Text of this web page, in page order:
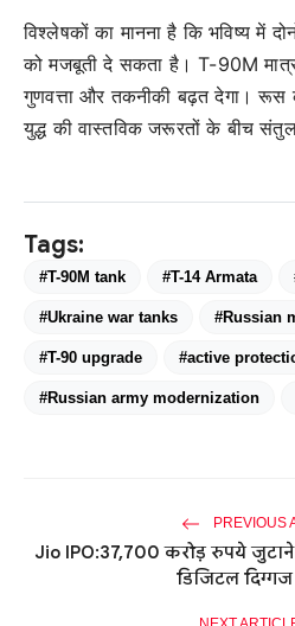
विश्लेषकों का मानना है कि भविष्य में
को मजबूती दे सकता है। T-90M
गुणवत्ता और तकनीकी बढ़त देगा। रूस
युद्ध की वास्तविक जरूरतों के बीच
Tags:
#T-90M tank #T-14 Armata
#Ukraine war tanks #Russian
#T-90 upgrade #active
#Russian army modernization
PREVIOUS
Jio IPO:37,700 करोड़ रुपये
डिजिटल